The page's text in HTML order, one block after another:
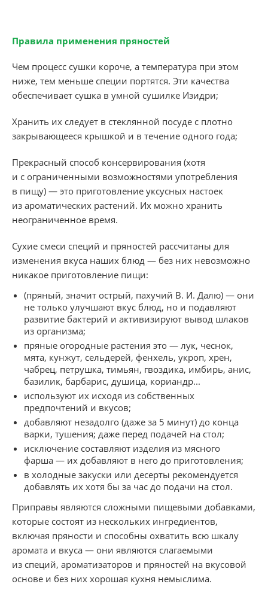
Правила применения пряностей
Чем процесс сушки короче, а температура при этом
ниже, тем меньше специи портятся. Эти качества
обеспечивает сушка в умной сушилке Изидри;
Хранить их следует в стеклянной посуде с плотно
закрывающееся крышкой и в течение одного года;
Прекрасный способ консервирования (хотя
и с ограниченными возможностями употребления
в пищу) — это приготовление уксусных настоек
из ароматических растений. Их можно хранить
неограниченное время.
Сухие смеси специй и пряностей рассчитаны для
изменения вкуса наших блюд — без них невозможно
никакое приготовление пищи:
(пряный, значит острый, пахучий В. И. Далю) — они
не только улучшают вкус блюд, но и подавляют
развитие бактерий и активизируют вывод шлаков
из организма;
пряные огородные растения это — лук, чеснок,
мята, кунжут, сельдерей, фенхель, укроп, хрен,
чабрец, петрушка, тимьян, гвоздика, имбирь, анис,
базилик, барбарис, душица, кориандр...
используют их исходя из собственных
предпочтений и вкусов;
добавляют незадолго (даже за 5 минут) до конца
варки, тушения; даже перед подачей на стол;
исключение составляют изделия из мясного
фарша — их добавляют в него до приготовления;
в холодные закуски или десерты рекомендуется
добавлять их хотя бы за час до подачи на стол.
Приправы являются сложными пищевыми добавками,
которые состоят из нескольких ингредиентов,
включая пряности и способны охватить всю шкалу
аромата и вкуса — они являются слагаемыми
из специй, ароматизаторов и пряностей на вкусовой
основе и без них хорошая кухня немыслима.